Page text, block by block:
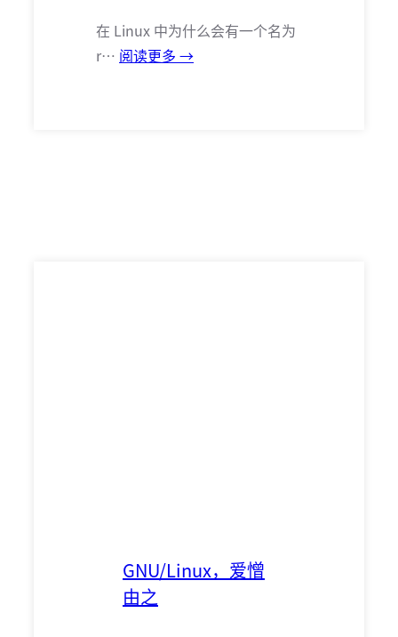
在 Linux 中为什么会有一个名为
r… 阅读更多 →
GNU/Linux，爱憎
由之